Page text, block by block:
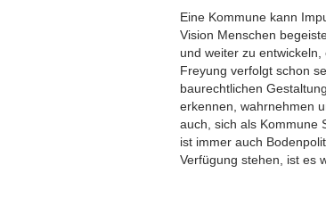
Eine Kommune kann
Vision Menschen
und weiter zu
Freyung verfolgt schon
baurechtlichen
erkennen, wahrnehmen
auch, sich als Kommune
ist immer auch
Verfügung stehen, ist es